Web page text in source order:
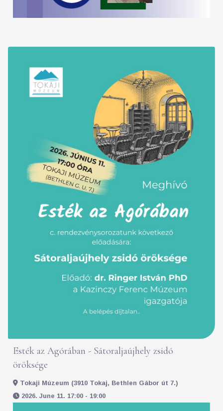
Esték az Agórában - Sátoraljaújhely zsidó
öröksége
Tokaji Múzeum (3910 Tokaj, Bethlen Gábor út 7.)
2026. June 11. 17:00 - 19:00